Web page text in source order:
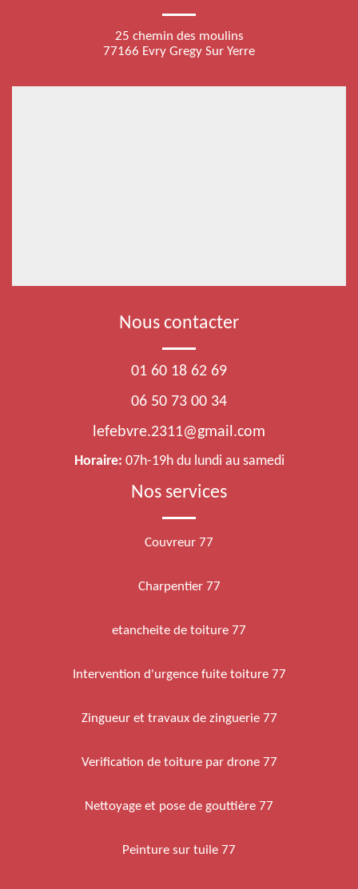
25 chemin des moulins
77166 Evry Gregy Sur Yerre
Nous contacter
01 60 18 62 69
06 50 73 00 34
lefebvre.2311@gmail.com
Horaire: 07h-19h du lundi au samedi
Nos services
Couvreur 77
Charpentier 77
etancheite de toiture 77
Intervention d'urgence fuite toiture 77
Zingueur et travaux de zinguerie 77
Verification de toiture par drone 77
Nettoyage et pose de gouttière 77
Peinture sur tuile 77